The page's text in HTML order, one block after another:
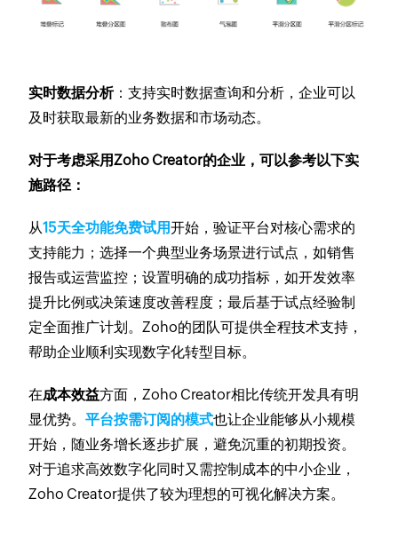
实时数据分析：支持实时数据查询和分析，企业可以
及时获取最新的业务数据和市场动态。
对于考虑采用Zoho Creator的企业，可以参考以下实
施路径：
从15天全功能免费试用开始，验证平台对核心需求的
支持能力；选择一个典型业务场景进行试点，如销售
报告或运营监控；设置明确的成功指标，如开发效率
提升比例或决策速度改善程度；最后基于试点经验制
定全面推广计划。Zoho的团队可提供全程技术支持，
帮助企业顺利实现数字化转型目标。
在成本效益方面，Zoho Creator相比传统开发具有明
显优势。平台按需订阅的模式也让企业能够从小规模
开始，随业务增长逐步扩展，避免沉重的初期投资。
对于追求高效数字化同时又需控制成本的中小企业，
Zoho Creator提供了较为理想的可视化解决方案。